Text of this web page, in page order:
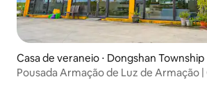
Casa de veraneio ⋅ Dongshan Township
Pousada Armação de Luz de Armação